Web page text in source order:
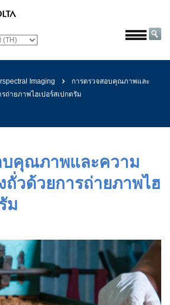
Imaging
การตรวจสอบคุณภาพและ
ายภาพไฮเปอร์สเปกตรัม
บคุณภาพและความ
วด้วยการถ่ายภาพไฮ
ม